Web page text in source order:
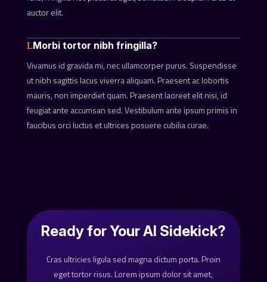
auctor elit.
Morbi tortor nibh fringilla?
Vivamus id gravida mi, nec ullamcorper purus. Suspendisse
ut nibh sagittis lacus viverra aliquam. Praesent ac lobortis
mauris, non imperdiet quam. Praesent laoreet elit nisi, id
feugiat ante accumsan sed. Vestibulum ante ipsum primis in
faucibus orci luctus et ultrices posuere cubilia curae.
Ready for Your AI Sidekick?
Cras ultricies ligula sed magna dictum porta. Proin
eget tortor risus. Lorem ipsum dolor sit amet,